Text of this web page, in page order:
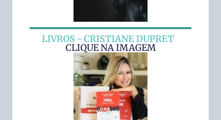
LIVROS - CRISTIANE DUPRET
CLIQUE NA IMAGEM